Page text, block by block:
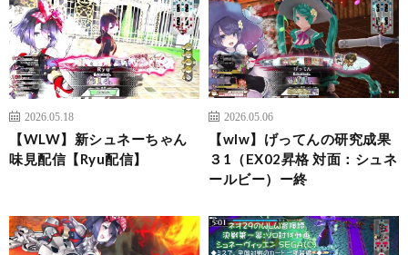
2026.05.18
【WLW】新シュネーちゃん
味見配信【Ryu配信】
2026.05.06
【wlw】げってんの研究成果
３1（EX02昇格 対面：シュネ
ールビー）ー終